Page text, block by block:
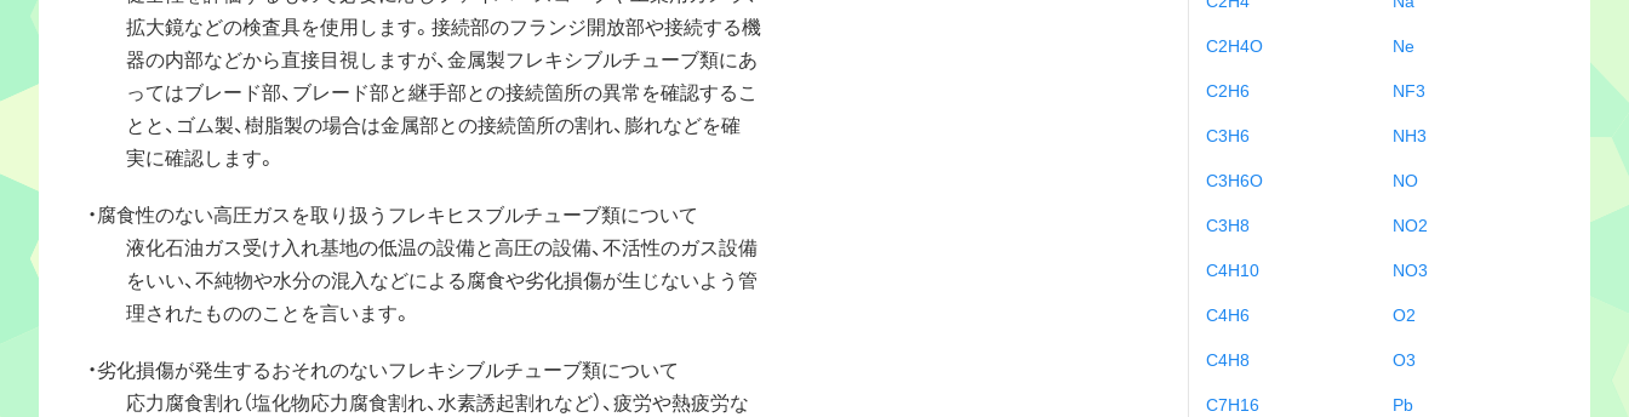
拡大鏡などの検査具を使用します。接続部のフランジ開放部や接続する機
器の内部などから直接目視しますが、金属製フレキシブルチューブ類にあ
ってはブレード部、ブレード部と継手部との接続箇所の異常を確認するこ
とと、ゴム製、樹脂製の場合は金属部との接続箇所の割れ、膨れなどを確
実に確認します。
・腐食性のない高圧ガスを取り扱うフレキヒスブルチューブ類について
液化石油ガス受け入れ基地の低温の設備と高圧の設備、不活性のガス設備
をいい、不純物や水分の混入などによる腐食や劣化損傷が生じないよう管
理されたもののことを言います。
・劣化損傷が発生するおそれのないフレキシブルチューブ類について
応力腐食割れ（塩化物応力腐食割れ、水素誘起割れなど）、疲労や熱疲労な
C2H4O
C2H6
C3H6
C3H6O
C3H8
C4H10
C4H6
C4H8
C7H16
Ne
NF3
NH3
NO
NO2
NO3
O2
O3
Pb